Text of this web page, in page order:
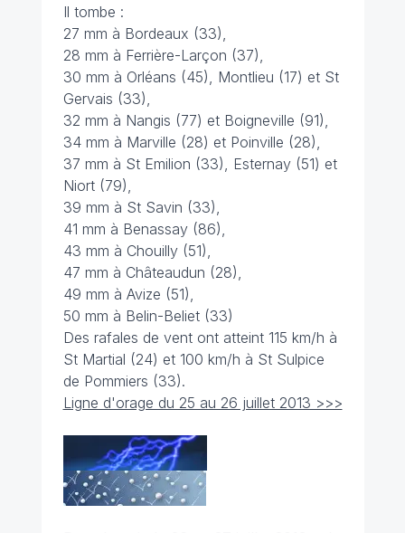
Il tombe :
27 mm à Bordeaux (33),
28 mm à Ferrière-Larçon (37),
30 mm à Orléans (45), Montlieu (17) et St
Gervais (33),
32 mm à Nangis (77) et Boigneville (91),
34 mm à Marville (28) et Poinville (28),
37 mm à St Emilion (33), Esternay (51) et
Niort (79),
39 mm à St Savin (33),
41 mm à Benassay (86),
43 mm à Chouilly (51),
47 mm à Châteaudun (28),
49 mm à Avize (51),
50 mm à Belin-Beliet (33)
Des rafales de vent ont atteint 115 km/h à
St Martial (24) et 100 km/h à St Sulpice
de Pommiers (33).
Ligne d'orage du 25 au 26 juillet 2013 >>>